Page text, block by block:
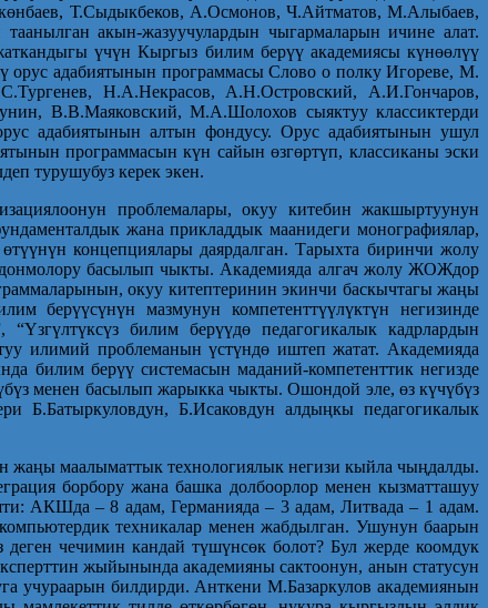
Т.Сыдыкбеков, А.Осмонов, Ч.Айтматов, М.Алыбаев,
акын-жазуучулардын чыгармаларын ичине алат.
үчүн Кыргыз билим берүү академиясы күнөөлүү
орус адабиятынын программасы Слово о полку Игореве, М.
Н.А.Некрасов, А.Н.Островский, А.И.Гончаров,
В.В.Маяковский, М.А.Шолохов сыяктуу классиктерди
адабиятынын алтын фондусу. Орус адабиятынын ушул
программасын күн сайын өзгөртүп, классиканы эски
турушубуз керек экен.
проблемалары, окуу китебин жакшыртуунун
жана прикладдык маанидеги монографиялар,
концепциялары даярдалган. Тарыхта биринчи жолу
басылып чыкты. Академияда алгач жолу ЖОЖ­дор
окуу китептеринин экинчи баскычтагы жаңы
берүүсүнүн мазмунун компетенттүүлүктүн негизинде
билим берүүдө педагогикалык кадрлардын
илимий проблеманын үстүндө иштеп жатат. Академияда
билим берүү системасын маданий-компетенттик негизде
менен басылып жарыкка чыкты. Ошондой эле, өз күчүбүз
Б.Исаковдун алдыңкы педагогикалык
жаңы маалыматтык технологиялык негизи кыйла чыңдалды.
борбору жана башка долбоорлор менен кызматташуу
АКШда – 8 адам, Германияда – 3 адам, Литвада – 1 адам.
техникалар менен жабдылган. Ушунун баарын
чечимин кандай түшүнсөк болот? Бул жерде коомдук
жыйынында академияны сактоонун, анын статусун
учураарын билдирди. Анткени М.Базаркулов академиянын